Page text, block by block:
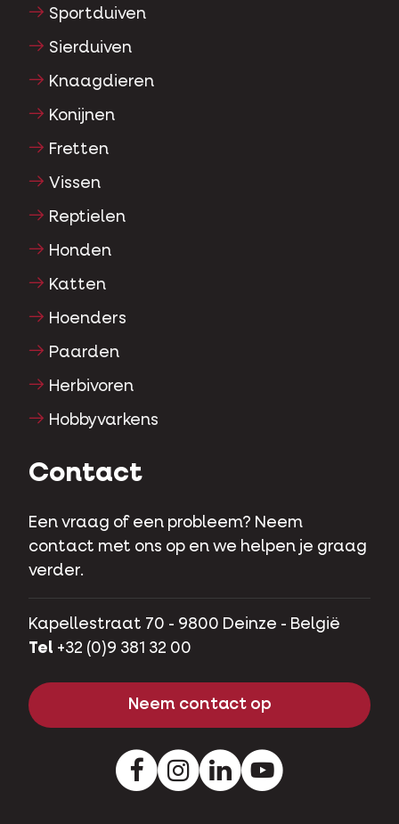
Sportduiven
Sierduiven
Knaagdieren
Konijnen
Fretten
Vissen
Reptielen
Honden
Katten
Hoenders
Paarden
Herbivoren
Hobbyvarkens
Contact
Een vraag of een probleem? Neem
contact met ons op en we helpen je graag
verder.
Kapellestraat 70 - 9800 Deinze - België
Tel +32 (0)9 381 32 00
Neem contact op
FacebookInstagramLinkedInYoutube